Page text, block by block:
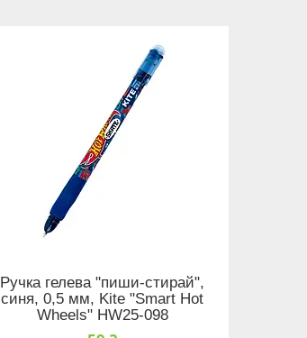
Ручка гелева "пиши-стирай",
синя, 0,5 мм, Kite "Smart Hot
Wheels" HW25-098